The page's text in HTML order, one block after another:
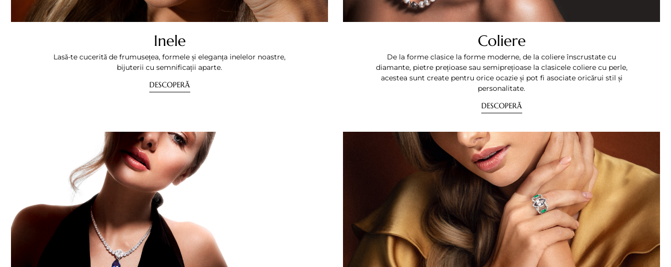
Inele
Lasă-te cucerită de frumusețea, formele și eleganța inelelor noastre,
bijuterii cu semnificații aparte.
DESCOPERĂ
Coliere
De la forme clasice la forme moderne, de la coliere înscrustate cu
diamante, pietre prețioase sau semiprețioase la clasicele coliere cu perle,
acestea sunt create pentru orice ocazie și pot fi asociate oricărui stil și
personalitate.
DESCOPERĂ